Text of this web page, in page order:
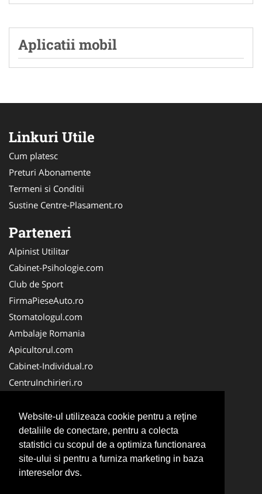
Website-ul utilizeaza cookie pentru a reţine
detaliile de conectare, pentru a colecta
statistici cu scopul de a optimiza functionarea
site-ului si pentru a furniza marketing in baza
intereselor dvs.
Aplicatii mobil
Linkuri Utile
Cum platesc
Preturi Abonamente
Termeni si Conditii
Sustine Centre-Plasament.ro
Parteneri
Alpinist Utilitar
Cabinet-Psihologie.com
Club de Sport
FirmaPieseAuto.ro
Stomatologul.com
Ambalaje Romania
Apicultorul.com
Cabinet-Individual.ro
CentruInchirieri.ro
FirmaDeratizare.ro
InstructorScoalaAuto.ro
SalonFrizerieCanina.com
Scoala Auto